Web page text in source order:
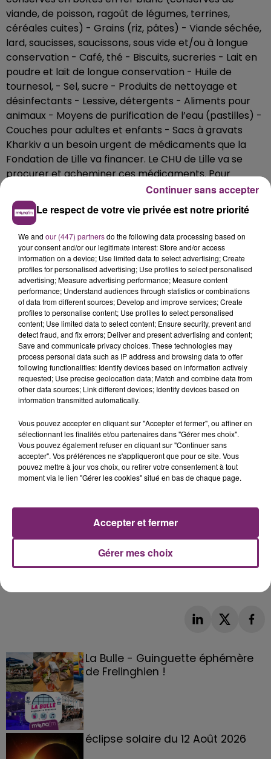
viande, de poisson, ragoût de légumes, terrines,
céréales cuites) - Grains (riz, pâtes) - Viande séchée,
lard, saucisses, saucissons, sous vide et/ou à longue
conservation - Café, thé - Biscuits, sucreries - Lait en
poudre et lait de longue conservation - Huile de
tournesol, - Sel, sucre - Produits de nettoyage et
désinfectants - Lessive, détergents - Aliments pour
animaux - Moyens de purification de l’eau (pastilles) -
Couches pour adultes et enfants - Sacs à gravats
Kharkiv a un besoin urgent de médicaments que la
Fondation de Lille va financer. Le CHU de Lille va se
procurer et acheminer ces médicaments. Pour
financer cette opération, vous pouvez verser vos dons
financiers auprès de la Fondation de Lille : - Par
chèque, à l’adresse suivante : Fondation de Lille
Solidarité Ukraine 99 rue Saint Sauveur 59033 Lille
Cedex - Par virement bancaire, en utilisant l’identifiant
bancaire (IBAN) suivant : FR76 3002 7174 1100 0303
5313 818 - Et, en ligne, sur le site de la Fondation de Lille
(www.fondationdelille.org)
La Bulle - Guinguette éphémère
de Frelinghien !
éclipse solaire du 12 Août 2026
Le respect de votre vie privée est notre priorité
We and our (447) partnersdo the following data processing based on
your consent and/or our legitimate interest: Store and/or access
information on a device; Use limited data to select advertising; Create
profiles for personalised advertising; Use profiles to select personalised
advertising; Measure advertising performance; Measure content
performance; Understand audiences through statistics or combinations
of data from different sources; Develop and improve services; Create
profiles to personalise content; Use profiles to select personalised
content; Use limited data to select content; Ensure security, prevent and
detect fraud, and fix errors; Deliver and present advertising and content;
Save and communicate privacy choices. These technologies may
process personal data such as IP address and browsing data to offer
following functionalities: Identify devices based on information actively
requested; Use precise geolocation data; Match and combine data from
other data sources; Link different devices; Identify devices based on
information transmitted automatically.
Vous pouvez accepter en cliquant sur "Accepter et fermer", ou affiner en
sélectionnant les finalités et/ou partenaires dans "Gérer mes choix".
Vous pouvez également refuser en cliquant sur "Continuer sans
accepter". Vos préférences ne s'appliqueront que pour ce site. Vous
pouvez mettre à jour vos choix, ou retirer votre consentement à tout
moment via le lien "Gérer les cookies" situé en bas de chaque page.
Gérer mes choix
Accepter et fermer
Continuer sans accepter